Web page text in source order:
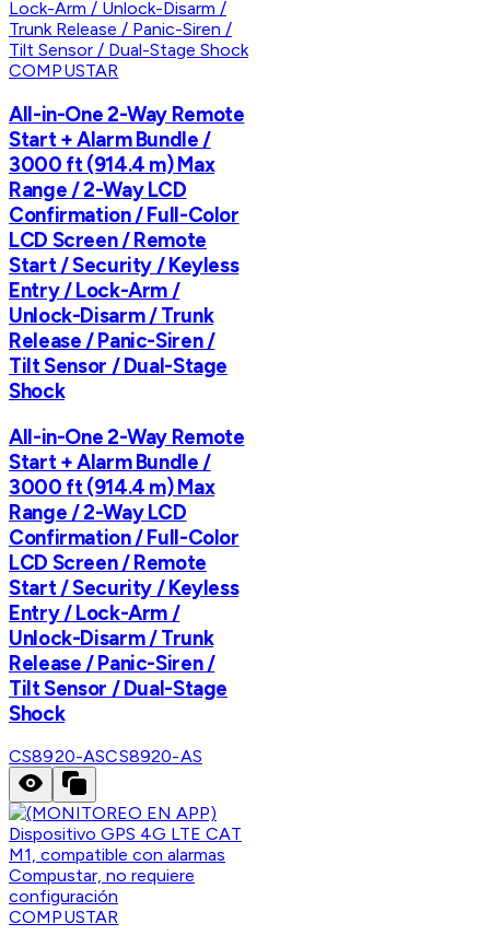
COMPUSTAR
All-in-One 2-Way Remote
Start + Alarm Bundle /
3000 ft (914.4 m) Max
Range / 2-Way LCD
Confirmation / Full-Color
LCD Screen / Remote
Start / Security / Keyless
Entry / Lock-Arm /
Unlock-Disarm / Trunk
Release / Panic-Siren /
Tilt Sensor / Dual-Stage
Shock
All-in-One 2-Way Remote
Start + Alarm Bundle /
3000 ft (914.4 m) Max
Range / 2-Way LCD
Confirmation / Full-Color
LCD Screen / Remote
Start / Security / Keyless
Entry / Lock-Arm /
Unlock-Disarm / Trunk
Release / Panic-Siren /
Tilt Sensor / Dual-Stage
Shock
CS8920-ASCS8920-AS
COMPUSTAR